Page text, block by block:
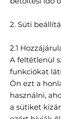
2. Süti
2.1
A feltétlenül
funkciókat
Ön ezt a
használni,
a sütiket